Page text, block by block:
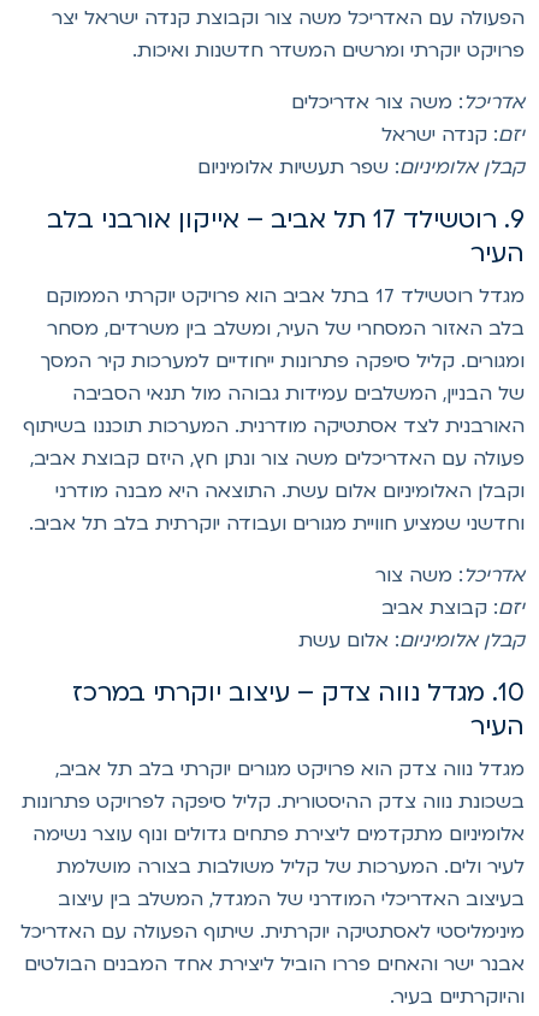
עם האדריכל משה צור וקבוצת קנדה ישראל יצר
יוקרתי ומרשים המשדר חדשנות ואיכות.
: משה צור אדריכלים
: קנדה ישראל
אלומיניום: שפר תעשיות אלומיניום
9. רוטשילד 17 תל אביב – אייקון אורבני בלב
מגדל רוטשילד 17 בתל אביב הוא פרויקט יוקרתי הממוקם
האזור המסחרי של העיר, ומשלב בין משרדים, מסחר
קליל סיפקה פתרונות ייחודיים למערכות קיר המסך
הבניין, המשלבים עמידות גבוהה מול תנאי הסביבה
לצד אסתטיקה מודרנית. המערכות תוכננו בשיתוף
עם האדריכלים משה צור ונתן חץ, היזם קבוצת אביב,
האלומיניום אלום עשת. התוצאה היא מבנה מודרני
שמציע חוויית מגורים ועבודה יוקרתית בלב תל אביב.
: משה צור
: קבוצת אביב
אלומיניום: אלום עשת
10. מגדל נווה צדק – עיצוב יוקרתי במרכז
נווה צדק הוא פרויקט מגורים יוקרתי בלב תל אביב,
נווה צדק ההיסטורית. קליל סיפקה לפרויקט פתרונות
מתקדמים ליצירת פתחים גדולים ונוף עוצר נשימה
ולים. המערכות של קליל משולבות בצורה מושלמת
האדריכלי המודרני של המגדל, המשלב בין עיצוב
לאסתטיקה יוקרתית. שיתוף הפעולה עם האדריכל
ישר והאחים פררו הוביל ליצירת אחד המבנים הבולטים
בעיר.